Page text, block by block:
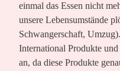
einmal das Essen nicht
unsere Lebensumstände
Schwangerschaft,
International Produkte
an, da diese Produkte